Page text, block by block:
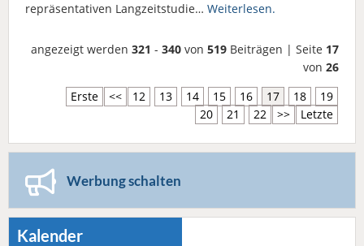
repräsentativen Langzeitstudie… Weiterlesen.
angezeigt werden 321 - 340 von 519 Beiträgen | Seite 17
von 26
Erste
<< 12 13 14 15 16 17 18
19
20
21 22 >> Letzte
Werbung schalten
Kalender